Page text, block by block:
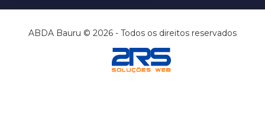
ABDA Bauru © 2026 - Todos os direitos reservados